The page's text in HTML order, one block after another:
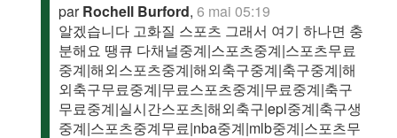
parRochell Burford,6 mai 05:19
알겠습니다 고화질 스포츠 그래서 여기 하나면 충
분해요 땡큐 다채널중계|스포츠중계|스포츠무료
중계|해외스포츠중계|해외축구중계|축구중계|해
외축구무료중계|무료스포츠중계|무료중계|축구
무료중계|실시간스포츠|해외축구|epl중계|축구생
중계|스포츠중계무료|nba중계|mlb중계|스포츠무